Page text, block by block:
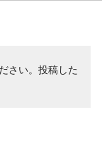
さい。投稿した